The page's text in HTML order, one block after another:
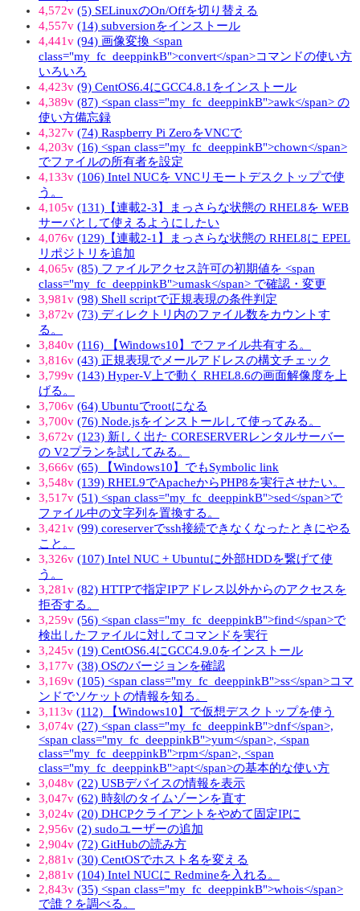
4,572v (5) SELinuxのOn/Offを切り替える
4,557v (14) subversionをインストール
4,441v (94) 画像変換 <span
class="my_fc_deeppinkB">convert</span>コマンドの使い方
いろいろ
4,423v (9) CentOS6.4にGCC4.8.1をインストール
4,389v (87) <span class="my_fc_deeppinkB">awk</span> の
使い方備忘録
4,327v (74) Raspberry Pi ZeroをVNCで
4,203v (16) <span class="my_fc_deeppinkB">chown</span>
でファイルの所有者を設定
4,133v (106) Intel NUCを VNCリモートデスクトップで使
う。
4,105v (131)【連載2-3】まっさらな状態の RHEL8を WEB
サーバとして使えるようにしたい
4,076v (129)【連載2-1】まっさらな状態の RHEL8に EPEL
リポジトリを追加
4,065v (85) ファイルアクセス許可の初期値を <span
class="my_fc_deeppinkB">umask</span> で確認・変更
3,981v (98) Shell scriptで正規表現の条件判定
3,872v (73) ディレクトリ内のファイル数をカウントす
る。
3,840v (116) 【Windows10】でファイル共有する。
3,816v (43) 正規表現でメールアドレスの構文チェック
3,799v (143) Hyper-V上で動く RHEL8.6の画面解像度を上
げる。
3,706v (64) Ubuntuでrootになる
3,700v (76) Node.jsをインストールして使ってみる。
3,672v (123) 新しく出た CORESERVERレンタルサーバー
の V2プランを試してみる。
3,666v (65) 【Windows10】でもSymbolic link
3,548v (139) RHEL9でApacheからPHP8を実行させたい。
3,517v (51) <span class="my_fc_deeppinkB">sed</span>で
ファイル中の文字列を置換する。
3,421v (99) coreserverでssh接続できなくなったときにやる
こと。
3,326v (107) Intel NUC + Ubuntuに外部HDDを繋げて使
う。
3,281v (82) HTTPで指定IPアドレス以外からのアクセスを
拒否する。
3,259v (56) <span class="my_fc_deeppinkB">find</span>で
検出したファイルに対してコマンドを実行
3,245v (19) CentOS6.4にGCC4.9.0をインストール
3,177v (38) OSのバージョンを確認
3,169v (105) <span class="my_fc_deeppinkB">ss</span>コマ
ンドでソケットの情報を知る。
3,113v (112) 【Windows10】で仮想デスクトップを使う
3,074v (27) <span class="my_fc_deeppinkB">dnf</span>,
<span class="my_fc_deeppinkB">yum</span>, <span
class="my_fc_deeppinkB">rpm</span>, <span
class="my_fc_deeppinkB">apt</span>の基本的な使い方
3,048v (22) USBデバイスの情報を表示
3,047v (62) 時刻のタイムゾーンを直す
3,024v (20) DHCPクライアントをやめて固定IPに
2,956v (2) sudoユーザーの追加
2,904v (72) GitHubの読み方
2,881v (30) CentOSでホスト名を変える
2,881v (104) Intel NUCに Redmineを入れる。
2,843v (35) <span class="my_fc_deeppinkB">whois</span>
で誰？を調べる。